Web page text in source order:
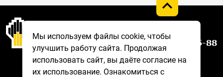
8 800 775-75-88
Мы используем файлы cookie, чтобы
улучшить работу сайта. Продолжая
использовать сайт, вы даёте согласие на
их использование. Ознакомиться с